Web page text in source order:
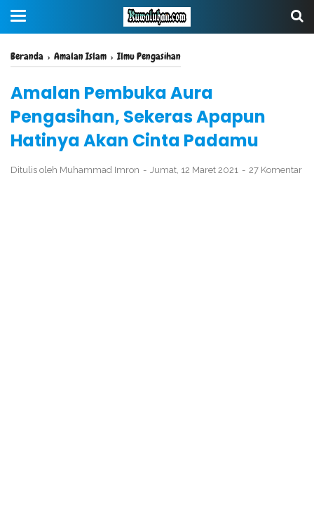
Beranda › Amalan Islam ›Ilmu Pengasihan
Amalan Pembuka Aura
Pengasihan, Sekeras Apapun
Hatinya Akan Cinta Padamu
Ditulis oleh Muhammad Imron Jumat, 12 Maret 2021 27 Komentar